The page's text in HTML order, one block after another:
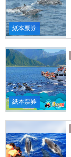
紙本票券
紙本票券